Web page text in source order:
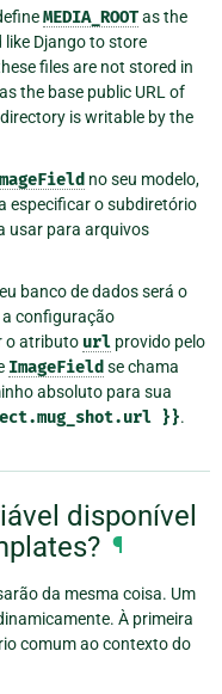
MEDIA_ROOTas the
like Django to store
files are not stored in
as the base public URL of
is writable by the
no seu modelo,
especificar o subdiretório
usar para arquivos
banco de dados será o
configuração
o atributo url provido pelo
ImageField se chama
absoluto para sua
}}.
disponível
¶
da mesma coisa. Um
À primeira
comum ao contexto do